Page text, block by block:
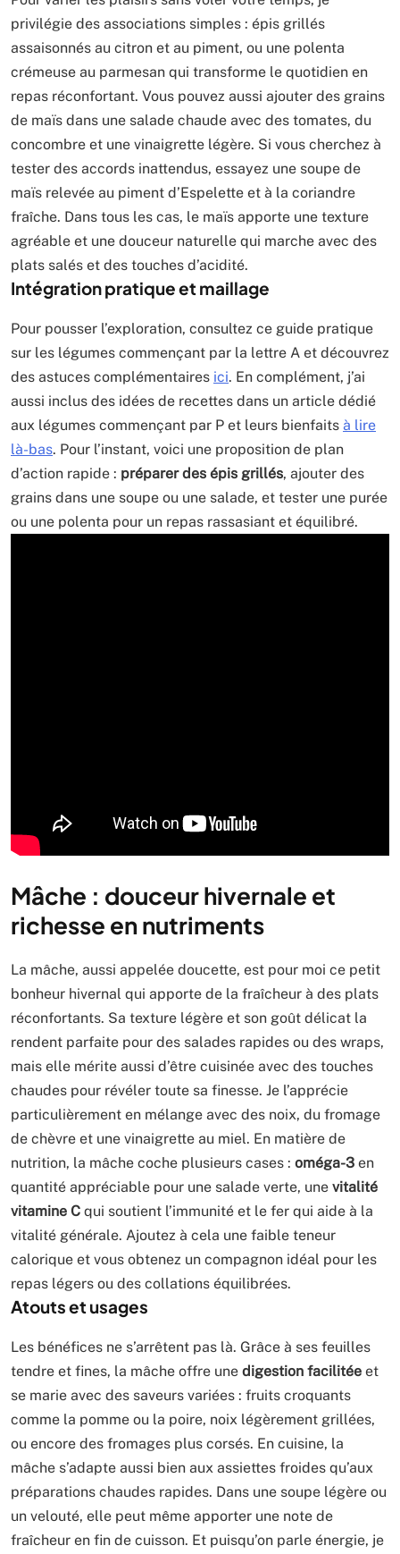
privilégie des associations simples : épis grillés
assaisonnés au citron et au piment, ou une polenta
crémeuse au parmesan qui transforme le quotidien en
repas réconfortant. Vous pouvez aussi ajouter des grains
de maïs dans une salade chaude avec des tomates, du
concombre et une vinaigrette légère. Si vous cherchez à
tester des accords inattendus, essayez une soupe de
maïs relevée au piment d’Espelette et à la coriandre
fraîche. Dans tous les cas, le maïs apporte une texture
agréable et une douceur naturelle qui marche avec des
plats salés et des touches d’acidité.
Intégration pratique et maillage
Pour pousser l’exploration, consultez ce guide pratique
sur les légumes commençant par la lettre A et découvrez
des astuces complémentaires ici. En complément, j’ai
aussi inclus des idées de recettes dans un article dédié
aux légumes commençant par P et leurs bienfaits à lire
là-bas. Pour l’instant, voici une proposition de plan
d’action rapide : préparer des épis grillés, ajouter des
grains dans une soupe ou une salade, et tester une purée
ou une polenta pour un repas rassasiant et équilibré.
Mâche : douceur hivernale et
richesse en nutriments
La mâche, aussi appelée doucette, est pour moi ce petit
bonheur hivernal qui apporte de la fraîcheur à des plats
réconfortants. Sa texture légère et son goût délicat la
rendent parfaite pour des salades rapides ou des wraps,
mais elle mérite aussi d’être cuisinée avec des touches
chaudes pour révéler toute sa finesse. Je l’apprécie
particulièrement en mélange avec des noix, du fromage
de chèvre et une vinaigrette au miel. En matière de
nutrition, la mâche coche plusieurs cases : oméga-3 en
quantité appréciable pour une salade verte, une vitalité
vitamine C qui soutient l’immunité et le fer qui aide à la
vitalité générale. Ajoutez à cela une faible teneur
calorique et vous obtenez un compagnon idéal pour les
repas légers ou des collations équilibrées.
Atouts et usages
Les bénéfices ne s’arrêtent pas là. Grâce à ses feuilles
tendre et fines, la mâche offre une digestion facilitée et
se marie avec des saveurs variées : fruits croquants
comme la pomme ou la poire, noix légèrement grillées,
ou encore des fromages plus corsés. En cuisine, la
mâche s’adapte aussi bien aux assiettes froides qu’aux
préparations chaudes rapides. Dans une soupe légère ou
un velouté, elle peut même apporter une note de
fraîcheur en fin de cuisson. Et puisqu’on parle énergie, je